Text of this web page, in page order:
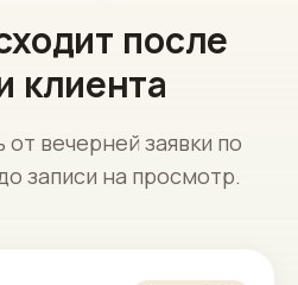
после
клиента
вечерней заявки по
записи на просмотр.